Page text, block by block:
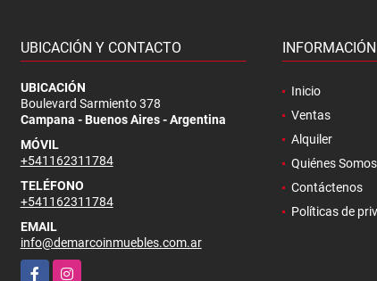
UBICACIÓN Y CONTACTO
UBICACIÓN
Boulevard Sarmiento 378
Campana - Buenos Aires - Argentina
MÓVIL
+541162311784
TELÉFONO
+541162311784
EMAIL
info@demarcoinmuebles.com.ar
FacebookInstagram
INFORMACIÓN
Inicio
Ventas
Alquiler
Quiénes Somos
Contáctenos
Políticas de